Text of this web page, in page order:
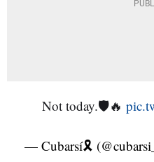
Not today.🛡️🔥
— Cubarsí🎗️